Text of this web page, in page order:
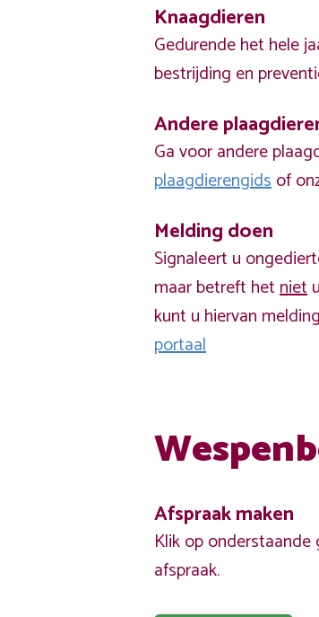
Knaagdieren
Gedurende het hele
bestrijding en
Andere
Ga voor andere
plaagdierengidsof
Melding doen
Signaleert u
maar betreft hetniet
kunt u hiervan
portaal
Afspraak maken
Klik op
afspraak.